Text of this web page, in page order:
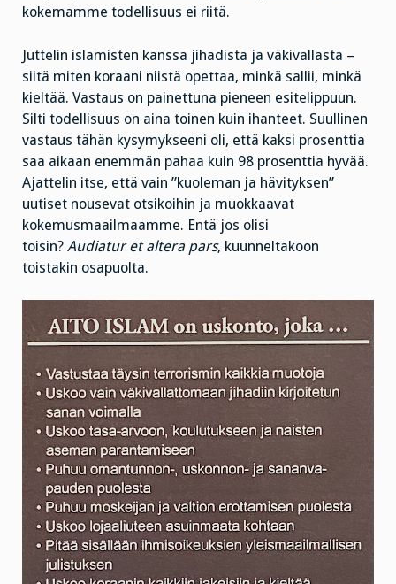
kokemamme todellisuus ei riitä.
Juttelin islamisten kanssa jihadista ja väkivallasta –
siitä miten koraani niistä opettaa, minkä sallii, minkä
kieltää. Vastaus on painettuna pieneen esitelippuun.
Silti todellisuus on aina toinen kuin ihanteet. Suullinen
vastaus tähän kysymykseeni oli, että kaksi prosenttia
saa aikaan enemmän pahaa kuin 98 prosenttia hyvää.
Ajattelin itse, että vain ”kuoleman ja hävityksen”
uutiset nousevat otsikoihin ja muokkaavat
kokemusmaailmaamme. Entä jos olisi
toisin? Audiatur et altera pars, kuunneltakoon
toistakin osapuolta.